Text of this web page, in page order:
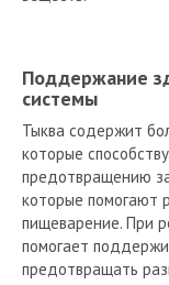
Поддержание
системы
Тыква содержит
которые
предотвращению
которые помогают
пищеварение. При
помогает
предотвращать